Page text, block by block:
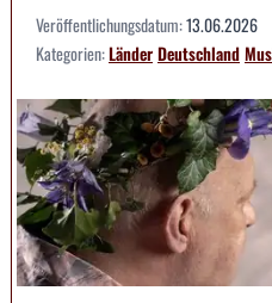
Veröffentlichungsdatum:13.06.2026
Kategorien:LänderDeutschland